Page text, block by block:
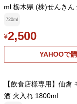
ml 栃木県 (株)せんきん
720ml
¥2,500
YAHOOで
【飲食店様専用】仙禽
酒 火入れ 1800ml